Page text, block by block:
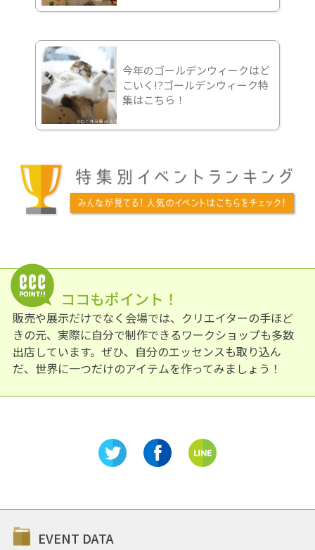
今年のゴールデンウィークはど
こいく!?ゴールデンウィーク特
集はこちら！
ココもポイント！
販売や展示だけでなく会場では、クリエイターの手ほど
きの元、実際に自分で制作できるワークショップも多数
出店しています。ぜひ、自分のエッセンスも取り込ん
だ、世界に一つだけのアイテムを作ってみましょう！
EVENT DATA